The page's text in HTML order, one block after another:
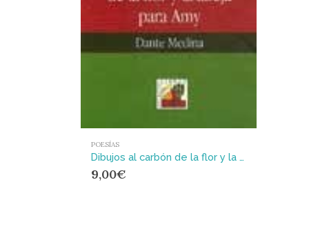
POESÍAS
Dibujos al carbón de la flor y la abeja para Amy
9,00€